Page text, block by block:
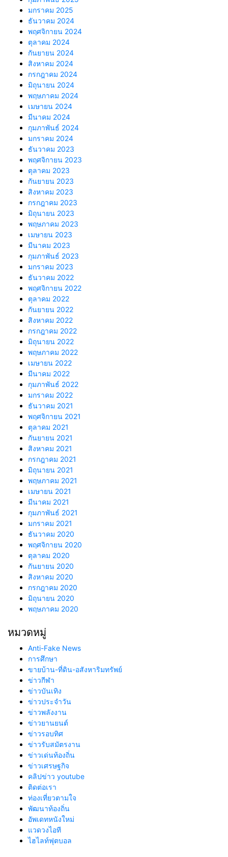
มกราคม 2025
ธันวาคม 2024
พฤศจิกายน 2024
ตุลาคม 2024
กันยายน 2024
สิงหาคม 2024
กรกฎาคม 2024
มิถุนายน 2024
พฤษภาคม 2024
เมษายน 2024
มีนาคม 2024
กุมภาพันธ์ 2024
มกราคม 2024
ธันวาคม 2023
พฤศจิกายน 2023
ตุลาคม 2023
กันยายน 2023
สิงหาคม 2023
กรกฎาคม 2023
มิถุนายน 2023
พฤษภาคม 2023
เมษายน 2023
มีนาคม 2023
กุมภาพันธ์ 2023
มกราคม 2023
ธันวาคม 2022
พฤศจิกายน 2022
ตุลาคม 2022
กันยายน 2022
สิงหาคม 2022
กรกฎาคม 2022
มิถุนายน 2022
พฤษภาคม 2022
เมษายน 2022
มีนาคม 2022
กุมภาพันธ์ 2022
มกราคม 2022
ธันวาคม 2021
พฤศจิกายน 2021
ตุลาคม 2021
กันยายน 2021
สิงหาคม 2021
กรกฎาคม 2021
มิถุนายน 2021
พฤษภาคม 2021
เมษายน 2021
มีนาคม 2021
กุมภาพันธ์ 2021
มกราคม 2021
ธันวาคม 2020
พฤศจิกายน 2020
ตุลาคม 2020
กันยายน 2020
สิงหาคม 2020
กรกฎาคม 2020
มิถุนายน 2020
พฤษภาคม 2020
หมวดหมู่
Anti-Fake News
การศึกษา
ขายบ้าน-ที่ดิน-อสังหาริมทรัพย์
ข่าวกีฬา
ข่าวบันเทิง
ข่าวประจำวัน
ข่าวพลังงาน
ข่าวยานยนต์
ข่าวรอบทิศ
ข่าวรับสมัตรงาน
ข่าวเด่นท้องถิ่น
ข่าวเศรษฐกิจ
คลิปข่าว youtube
ติดต่อเรา
ท่องเที่ยวตามใจ
พัฒนาท้องถิ่น
อัพเดทหนังใหม่
แวดวงไอที
ไฮไลท์ฟุตบอล